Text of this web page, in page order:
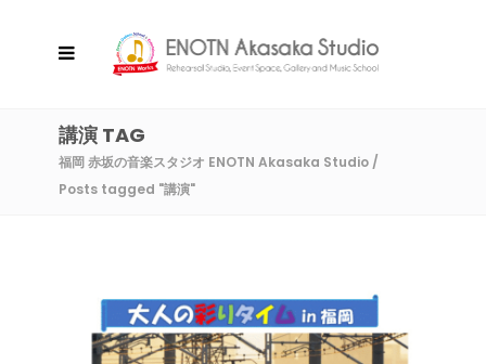
講演 TAG
福岡 赤坂の音楽スタジオ ENOTN Akasaka Studio /
Posts tagged "講演"